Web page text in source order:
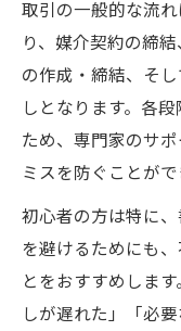
取引の一般的な流
り、媒介契約の締
の作成・締結、そ
しとなります。各
ため、専門家のサ
ミスを防ぐことがで
初心者の方は特に
を避けるためにも
とをおすすめしま
しが遅れた」「必